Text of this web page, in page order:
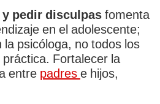
pedir disculpas fomenta
en el adolescente;
psicóloga, no todos los
Fortalecer la
entre padres e hijos,